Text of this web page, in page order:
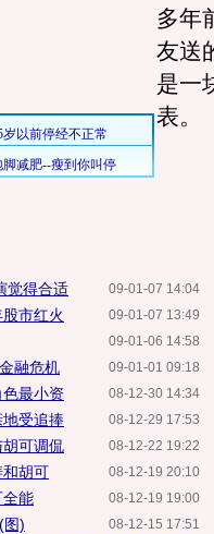
多年
友送
是一
表。
09-01-07 14:04
觉得合适
09-01-07 13:49
市红火
09-01-06 14:58
09-01-01 09:18
融危机
08-12-30 14:34
色最小资
08-12-29 17:53
地受追捧
08-12-22 19:22
可调侃
08-12-19 20:10
胡可
08-12-19 19:00
全能
08-12-15 17:51
图)